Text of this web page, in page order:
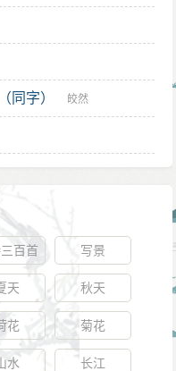
同字） 皎然
百首 写景
天 秋天
花 菊花
水 长江